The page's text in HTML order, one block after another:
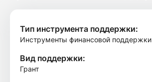
Тип инструмента поддержки:
Инструменты финансовой поддержки
Вид поддержки:
Грант